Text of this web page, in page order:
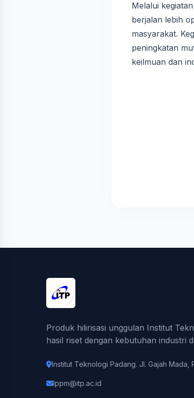
Melalui
berjalan lebih
masyarakat.
peningkatan
keilmuan dan
Produk hilirisasi unggulan Institut
hasil riset dengan kebutuhan industri
Institut Teknologi Padang. Jl. Gajah Mada,
lppm@itp.ac.id